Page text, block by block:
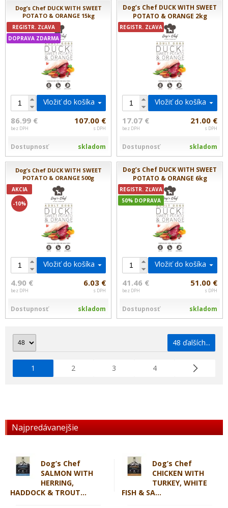
Najpredávanejšie
Dog’s Chef
SALMON WITH
HERRING,
HADDOCK & TROUT...
Dog’s Chef
CHICKEN WITH
TURKEY, WHITE
FISH & SA...
Dog’s Chef DUCK WITH SWEET
POTATO & ORANGE 15kg
REGISTR. ZĽAVA
DOPRAVA ZDARMA
Vložiť do košíka
86.99 €
bez DPH
107.00 €
s DPH
Dostupnosť skladom
Dog’s Chef DUCK WITH SWEET
POTATO & ORANGE 2kg
REGISTR. ZĽAVA
Vložiť do košíka
17.07 €
bez DPH
21.00 €
s DPH
Dostupnosť skladom
Dog’s Chef DUCK WITH SWEET
POTATO & ORANGE 500g
AKCIA
-10%
Vložiť do košíka
4.90 €
bez DPH
6.03 €
s DPH
Dostupnosť skladom
Dog’s Chef DUCK WITH SWEET
POTATO & ORANGE 6kg
REGISTR. ZĽAVA
50% DOPRAVA
Vložiť do košíka
41.46 €
bez DPH
51.00 €
s DPH
Dostupnosť skladom
48 ďalších...
1 2 3 4